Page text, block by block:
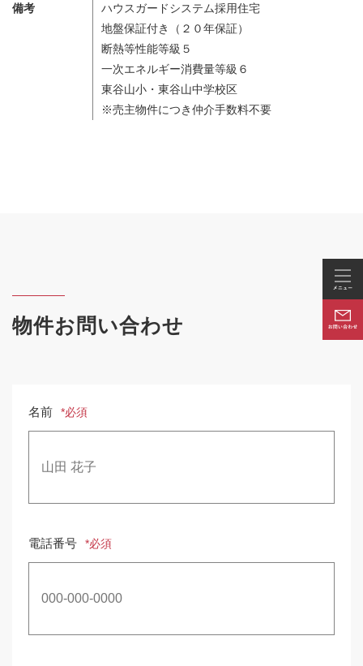
備考
ハウスガードシステム採用住宅
地盤保証付き（２０年保証）
断熱等性能等級５
一次エネルギー消費量等級６
東谷山小・東谷山中学校区
※売主物件につき仲介手数料不要
物件お問い合わせ
名前 *必須
電話番号 *必須